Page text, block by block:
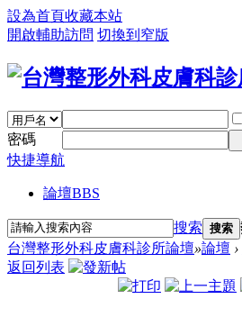
設為首頁收藏本站
開啟輔助訪問 切換到窄版
密碼
快捷導航
論壇BBS
搜索 搜索
台灣整形外科皮膚科診所論壇»論壇 ›
返回列表